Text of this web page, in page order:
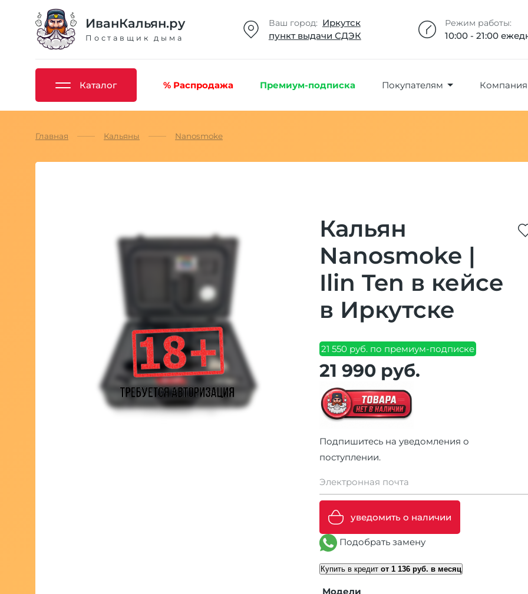
ИванКальян.ру
Поставщик дыма
Ваш город: Иркутск
пункт выдачи СДЭК
Режим работы:
10:00 - 21:00
Каталог % Распродажа Премиум-подписка Покупателям Компания
Товар добавлен в избранное
Добавлено максимальное кол-во товара
Главная Кальяны Nanosmoke
Кальян
Nanosmoke |
Ilin Ten в кейсе
в Иркутске
21 550 руб. по премиум-подписке
21 990 руб.
Подпишитесь на уведомления о
поступлении.
Электронная почта
уведомить о наличии
Подобрать замену
Купить в кредит от 1 136 руб. в месяц
Модели